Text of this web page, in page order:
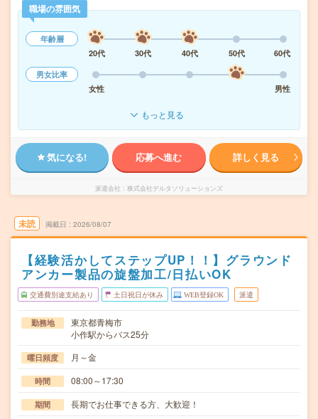
職場の雰囲気
年齢層
20代
30代 40代 50代
60代
男女比率
女性
男性
もっと見る
気になる! 応募へ進む 詳しく見る
派遣会社 株式会社デルタソリューションズ
未読 掲載日 2026/08/07
【経験活かしてステップUP！！】グラウンド
アンカー製品の旋盤加工/日払いOK
交通費別途支給あり 土日祝日が休み WEB登録OK 派遣
勤務地
東京都青梅市
小作駅からバス25分
曜日頻度 月～金
時間 08:00～17:30
期間 長期でお仕事できる方、大歓迎！